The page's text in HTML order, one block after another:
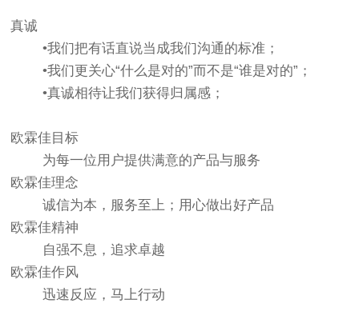
真诚
•我们把有话直说当成我们沟通的标准；
•我们更关心“什么是对的”而不是“谁是对的”；
•真诚相待让我们获得归属感；
欧霖佳目标
为每一位用户提供满意的产品与服务
欧霖佳理念
诚信为本，服务至上；用心做出好产品
欧霖佳精神
自强不息，追求卓越
欧霖佳作风
迅速反应，马上行动